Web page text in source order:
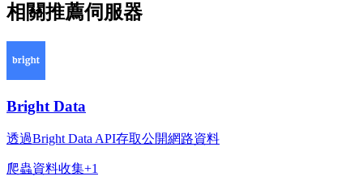
相關推薦伺服器
Bright Data
透過Bright Data API存取公開網路資料
爬蟲資料收集+1